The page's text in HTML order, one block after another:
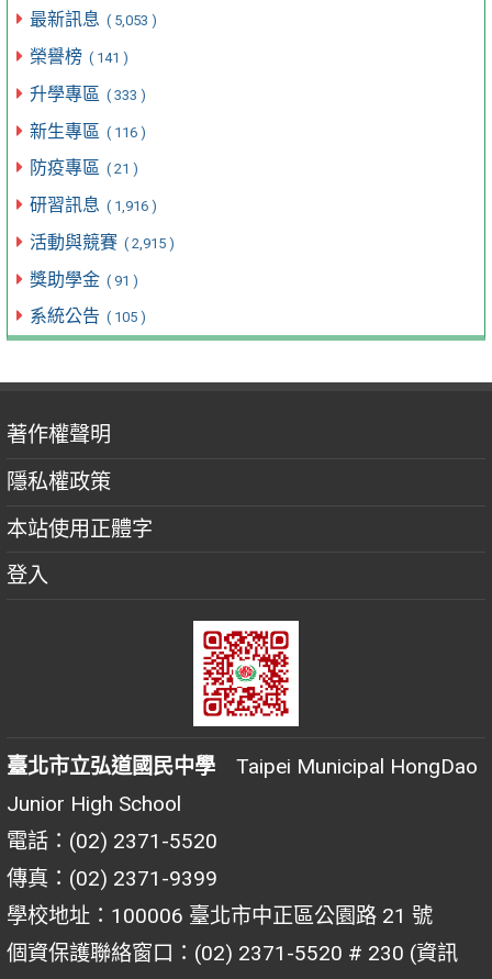
最新訊息 ( 5,053 )
榮譽榜 ( 141 )
升學專區 ( 333 )
新生專區 ( 116 )
防疫專區 ( 21 )
研習訊息 ( 1,916 )
活動與競賽 ( 2,915 )
獎助學金 ( 91 )
系統公告 ( 105 )
著作權聲明
隱私權政策
本站使用正體字
登入
臺北市立弘道國民中學 Taipei Municipal HongDao
Junior High School
電話：(02) 2371-5520
傳真：(02) 2371-9399
學校地址：100006 臺北市中正區公園路 21 號
個資保護聯絡窗口：(02) 2371-5520 # 230 (資訊